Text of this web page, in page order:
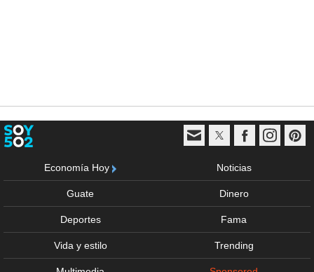
Economía Hoy Noticias
Guate Dinero
Deportes Fama
Vida y estilo Trending